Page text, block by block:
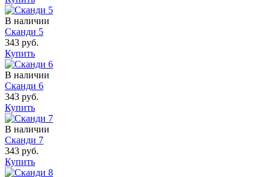
В наличии
Сканди 5
343 руб.
Купить
В наличии
Сканди 6
343 руб.
Купить
В наличии
Сканди 7
343 руб.
Купить